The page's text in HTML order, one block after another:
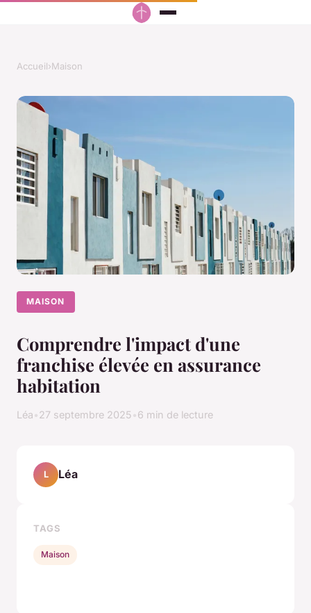
Accueil›Maison
MAISON
Comprendre l'impact d'une
franchise élevée en assurance
habitation
Léa 27 septembre 2025 6 min de lecture
L Léa
TAGS
Maison